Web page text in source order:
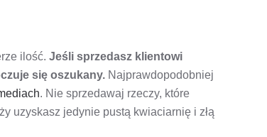
ilość. Jeśli sprzedasz klientowi
się oszukany. Najprawdopodobniej
. Nie sprzedawaj rzeczy, które
uzyskasz jedynie pustą kwiaciarnię i złą